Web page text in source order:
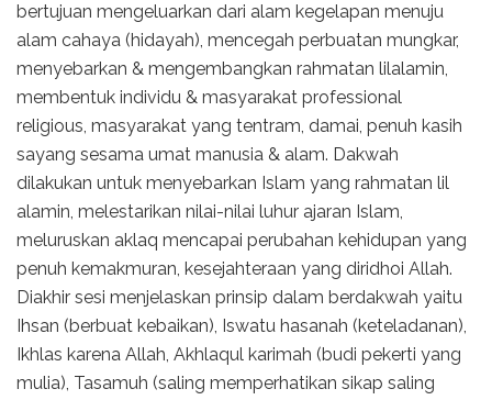
bertujuan mengeluarkan dari alam kegelapan menuju
alam cahaya (hidayah), mencegah perbuatan mungkar,
menyebarkan & mengembangkan rahmatan lilalamin,
membentuk individu & masyarakat professional
religious, masyarakat yang tentram, damai, penuh kasih
sayang sesama umat manusia & alam. Dakwah
dilakukan untuk menyebarkan Islam yang rahmatan lil
alamin, melestarikan nilai-nilai luhur ajaran Islam,
meluruskan aklaq mencapai perubahan kehidupan yang
penuh kemakmuran, kesejahteraan yang diridhoi Allah.
Diakhir sesi menjelaskan prinsip dalam berdakwah yaitu
Ihsan (berbuat kebaikan), Iswatu hasanah (keteladanan),
Ikhlas karena Allah, Akhlaqul karimah (budi pekerti yang
mulia), Tasamuh (saling memperhatikan sikap saling